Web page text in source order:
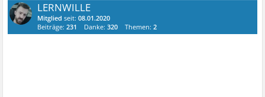
LERNWILLE
Mitglied seit:08.01.2020
Beiträge:231 Danke:320 Themen:2